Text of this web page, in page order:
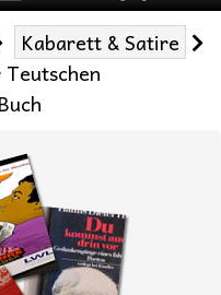
Kabarett & Satire